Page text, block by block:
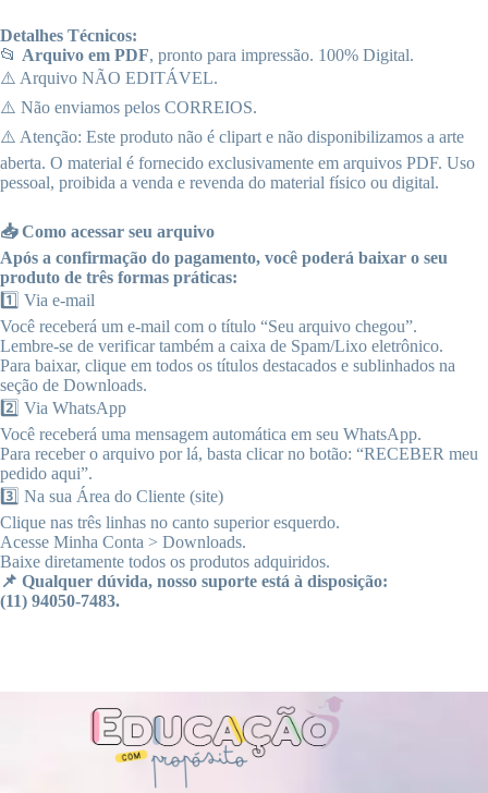
Detalhes Técnicos:
📂 Arquivo em PDF, pronto para impressão. 100% Digital.
⚠️ Arquivo NÃO EDITÁVEL.
⚠️ Não enviamos pelos CORREIOS.
⚠️ Atenção: Este produto não é clipart e não disponibilizamos a arte
aberta. O material é fornecido exclusivamente em arquivos PDF. Uso
pessoal, proibida a venda e revenda do material físico ou digital.
📥 Como acessar seu arquivo
Após a confirmação do pagamento, você poderá baixar o seu
produto de três formas práticas:
1️⃣ Via e-mail
Você receberá um e-mail com o título “Seu arquivo chegou”.
Lembre-se de verificar também a caixa de Spam/Lixo eletrônico.
Para baixar, clique em todos os títulos destacados e sublinhados na
seção de Downloads.
2️⃣ Via WhatsApp
Você receberá uma mensagem automática em seu WhatsApp.
Para receber o arquivo por lá, basta clicar no botão: “RECEBER meu
pedido aqui”.
3️⃣ Na sua Área do Cliente (site)
Clique nas três linhas no canto superior esquerdo.
Acesse Minha Conta > Downloads.
Baixe diretamente todos os produtos adquiridos.
📌 Qualquer dúvida, nosso suporte está à disposição:
(11) 94050-7483.